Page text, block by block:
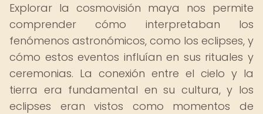
Explorar la cosmovisión maya nos permite
comprender cómo interpretaban los
fenómenos astronómicos, como los eclipses, y
cómo estos eventos influían en sus rituales y
ceremonias. La conexión entre el cielo y la
tierra era fundamental en su cultura, y los
eclipses eran vistos como momentos de